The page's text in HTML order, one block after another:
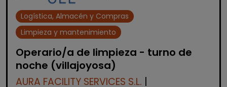
Logística, Almacén y Compras
Limpieza y mantenimiento
Operario/a de limpieza - turno de
noche (villajoyosa)
AURA FACILITY SERVICES S.L.